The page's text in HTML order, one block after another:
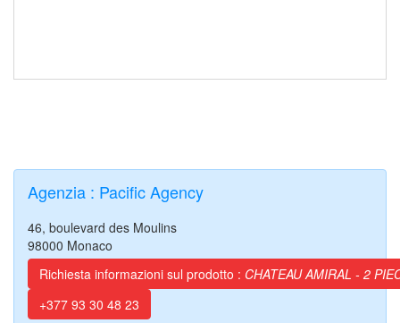
Agenzia : Pacific Agency
46, boulevard des Moulins
98000 Monaco
Richiesta informazioni sul prodotto : CHATEAU AMIRAL - 2
+377 93 30 48 23